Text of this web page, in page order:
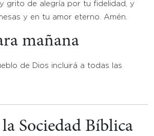
grito de alegría por tu fidelidad, y
y en tu amor eterno. Amén.
mañana
de Dios incluirá a todas las
Sociedad Bíblica